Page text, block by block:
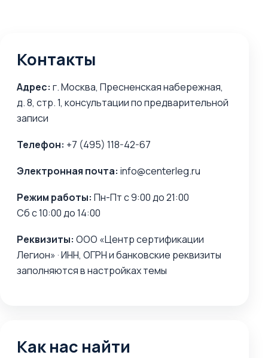
Контакты
Адрес: г. Москва, Пресненская набережная,
д. 8, стр. 1, консультации по предварительной
записи
Телефон: +7 (495) 118-42-67
Электронная почта: info@centerleg.ru
Режим работы: Пн-Пт с 9:00 до 21:00
Сб с 10:00 до 14:00
Реквизиты: ООО «Центр сертификации
Легион» · ИНН, ОГРН и банковские реквизиты
заполняются в настройках темы
Как нас найти